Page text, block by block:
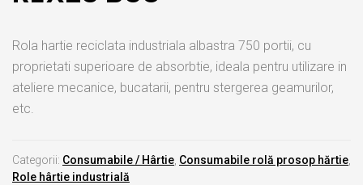
Rola hartie reciclata industriala albastra 750 portii, cu
proprietati superioare de absorbtie, ideala pentru utilizare in
ateliere mecanice, bucatarii, pentru stergerea geamurilor,
etc.
Categorii: Consumabile / Hârtie, Consumabile rolă prosop hărtie,
Role hârtie industrială